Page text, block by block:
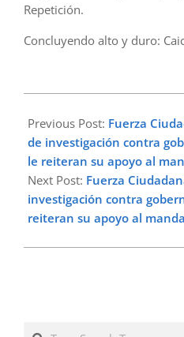
Repetición.
Concluyendo alto y duro:
02-
07
Previous Post: Fuerza
de investigación contra
le reiteran su apoyo al
Next Post: Fuerza
investigación contra
reiteran su apoyo al
Search